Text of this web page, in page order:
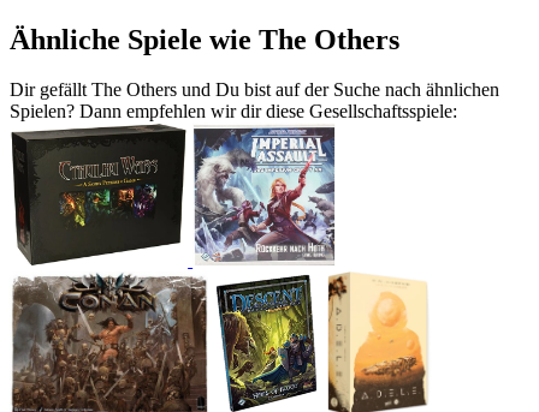
Ähnliche Spiele wie The Others
Dir gefällt The Others und Du bist auf der Suche nach ähnlichen
Spielen? Dann empfehlen wir dir diese Gesellschaftsspiele: